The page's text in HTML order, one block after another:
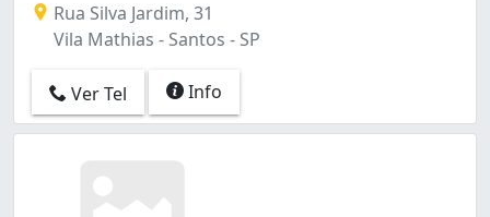
Rua Silva Jardim, 31
Vila Mathias - Santos - SP
Ver Tel Info